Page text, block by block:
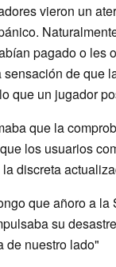
vieron un
pagado o les
de que
que un jugador
que la
los usuarios
discreta
que añoro a la
su
de nuestro lado"